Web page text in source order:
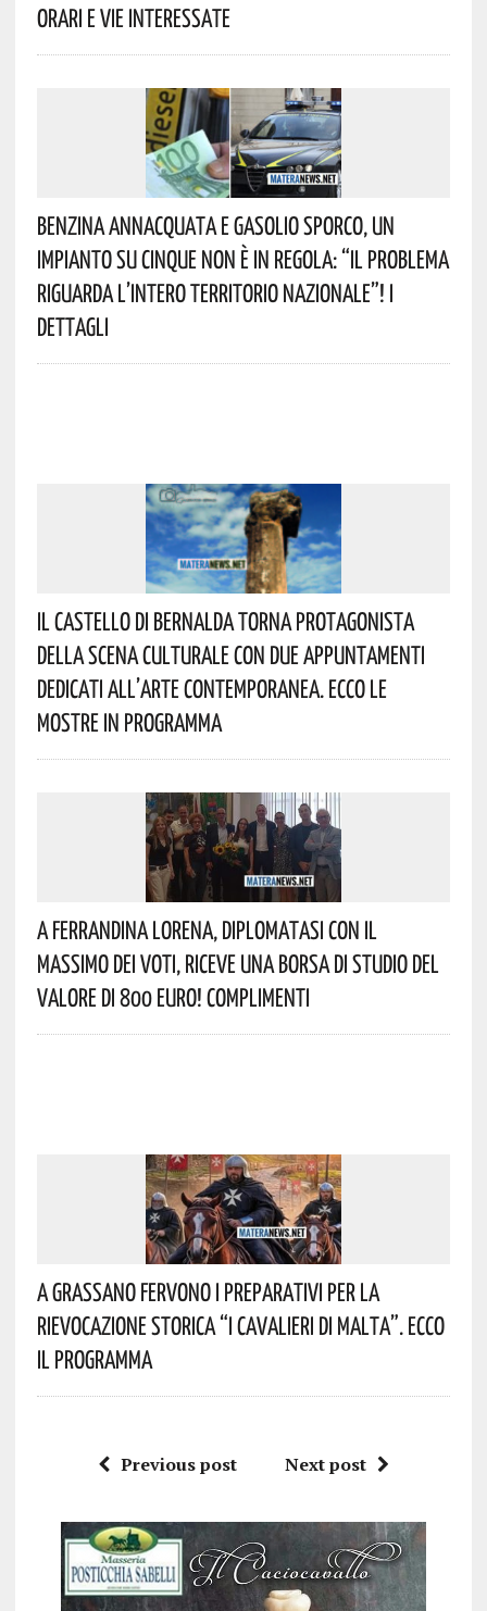
Orari E Vie Interessate
Benzina Annacquata E Gasolio Sporco, Un
Impianto Su Cinque Non È In Regola: “il Problema
Riguarda L’intero Territorio Nazionale”! I
Dettagli
Il Castello Di Bernalda Torna Protagonista
Della Scena Culturale Con Due Appuntamenti
Dedicati All’arte Contemporanea. Ecco Le
Mostre In Programma
A Ferrandina Lorena, Diplomatasi Con Il
Massimo Dei Voti, Riceve Una Borsa Di Studio Del
Valore Di 800 Euro! Complimenti
A Grassano Fervono I Preparativi Per La
Rievocazione Storica “I CAVALIERI DI MALTA”. Ecco
Il Programma
Previous post Next post